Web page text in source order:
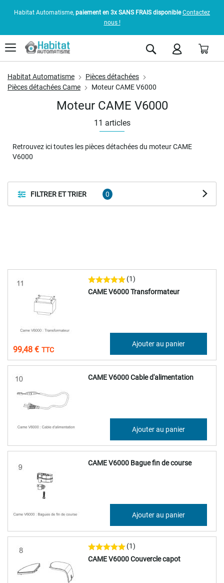
Habitat Automatisme, paiement en 3x SANS FRAIS disponible Contactez
nous !
Rechercher
Habitat Automatisme
Pièces détachées
Pièces détachées Came
Moteur CAME V6000
FILTRER ET TRIER
11 articles
Moteur CAME V6000
Retrouvez ici toutes les pièces détachées du moteur CAME
V6000
CAME V6000 Transformateur
(1)
99,48 €
Ajouter au panier
CAME V6000 Cable d'alimentation
13,36 € Ajouter au panier
CAME V6000 Bague fin de course
13,36 € Ajouter au panier
CAME V6000 Couvercle capot
(1)